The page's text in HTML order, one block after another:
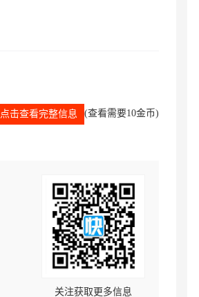
点击查看完整信息 (查看需要10金币)
关注获取更多信息